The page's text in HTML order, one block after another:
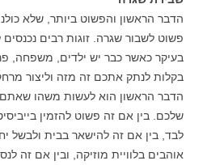
הדבר הראשון והפשוט ביותר, שלא
פשוט לשבור שגרה. זוגות רבים
בעיקר כאשר כבר יש ילדים, משפחה,
בקלות לנתק אתכם זה מזה וליצור
הדבר הראשון הוא לעשות משהו
שלכם. בין אם זה פשוט להזמין
לבד, בין אם זה להישאר בבית ולבשל
אוהבים בלוויית מוזיקה, ובין אם זה